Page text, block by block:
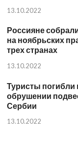
13.10.2022
Россияне
на ноябрьских
трех странах
13.10.2022
Туристы погибли
обрушении
Сербии
13.10.2022